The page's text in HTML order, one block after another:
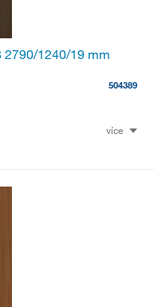
2790/1240/19 mm
504389
více